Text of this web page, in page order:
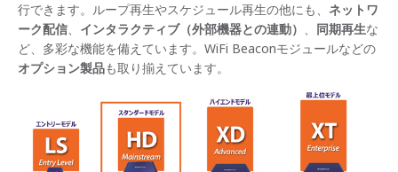
行できます。ループ再生やスケジュール再生の他にも、 ネットワ
ーク配信、 インタラクティブ（外部機器との連動） 、 同期再生な
ど、多彩な機能を備えています。WiFi Beaconモジュールなどの
オプション製品も取り揃えています。